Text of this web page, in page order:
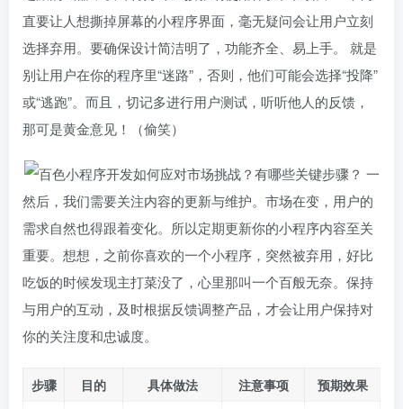
直要让人想撕掉屏幕的小程序界面，毫无疑问会让用户立刻
选择弃用。要确保设计简洁明了，功能齐全、易上手。 就是
别让用户在你的程序里“迷路”，否则，他们可能会选择“投降”
或“逃跑”。而且，切记多进行用户测试，听听他人的反馈，
那可是黄金意见！（偷笑）
然后，我们需要关注内容的更新与维护。市场在变，用户的
需求自然也得跟着变化。所以定期更新你的小程序内容至关
重要。想想，之前你喜欢的一个小程序，突然被弃用，好比
吃饭的时候发现主打菜没了，心里那叫一个百般无奈。保持
与用户的互动，及时根据反馈调整产品，才会让用户保持对
你的关注度和忠诚度。
步骤 目的 具体做法 注意事项
预期效果